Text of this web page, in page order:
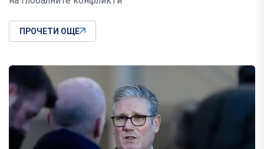
ПРОЧЕТИ ОЩЕ